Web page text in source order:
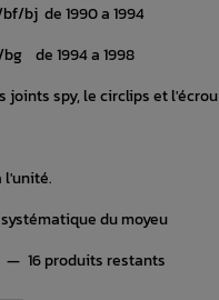
bj de 1990 a 1994
de 1994 a 1998
joints spy, le circlips et l'écrou
l'unité.
du moyeu
— 16 produits restants